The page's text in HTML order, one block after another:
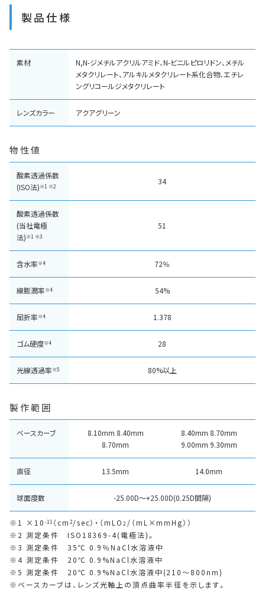
製品仕様
素材
N,N-ジメチルアクリルアミド、N-ビニルピロリドン、メチル
メタクリレート、アルキルメタクリレート系化合物、エチレ
ングリコールジメタクリレート
レンズカラー アクアグリーン
物性値
酸素透過係数
(ISO法)※1 ※2 34
酸素透過係数
(当社電極
法)※1 ※3
51
含水率※4 72％
線膨潤率※4 54%
屈折率※4 1.378
ゴム硬度※4 28
光線透過率※5 80%以上
製作範囲
ベースカーブ
8.10mm 8.40mm
8.70mm
8.40mm 8.70mm
9.00mm 9.30mm
直径 13.5mm 14.0mm
球面度数 -25.00D～+25.00D(0.25D間隔)
1 ×10 -11 （cm 2/sec）・（mLO 2 /（mL×mmHg））
2 測定条件 ISO18369-4(電極法)。
3 測定条件 35℃ 0.9％NaCl水溶液中
4 測定条件 20℃ 0.9%NaCl水溶液中
5 測定条件 20℃ 0.9%NaCl水溶液中(210～800nm)
ベースカーブは、レンズ光軸上の頂点曲率半径を示します。